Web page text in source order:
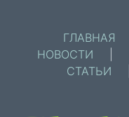
ГЛАВНАЯ
НОВОСТИ
СТАТЬИ